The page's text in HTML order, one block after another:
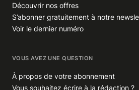
Découvrir nos offres
S’abonner gratuitement à notre
Voir le dernier numéro
VOUS AVEZ UNE QUESTION
À propos de votre abonnement
Vous souhaitez écrire à la rédaction ?